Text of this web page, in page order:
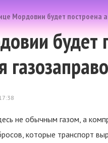
Мордовии будет построена
будет
не обычным газом, а
которые транспорт